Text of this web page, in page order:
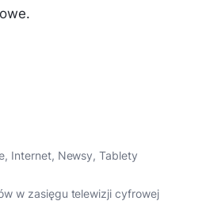
, Internet, Newsy,Tablety
w zasięgu telewizji cyfrowej